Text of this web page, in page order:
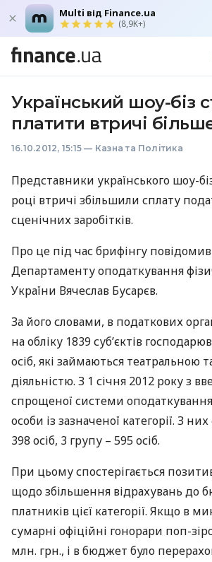
Multi від Finance.ua
(8,9K+)
Український шоу-біз
платити втричі
16.10.2012, 15:15 — Казна та Політика
Представники українського шоу-
році втричі збільшили сплату
сценічних заробітків.
Про це під час брифінгу
Департаменту оподаткування
України Вячеслав Бусарєв.
За його словами, в податкових
на обліку 1839 суб’єктів
осіб, які займаються театральною
діяльністю. З 1 січня 2012 року з
спрощеної системи оподаткування
особи із зазначеної категорії. З
398 осіб, 3 групу – 595 осіб.
При цьому спостерігається
щодо збільшення відрахувань до
платників цієї категорії. Якщо в
сумарні офіційні гонорари поп-
млн. грн., і в бюджет було